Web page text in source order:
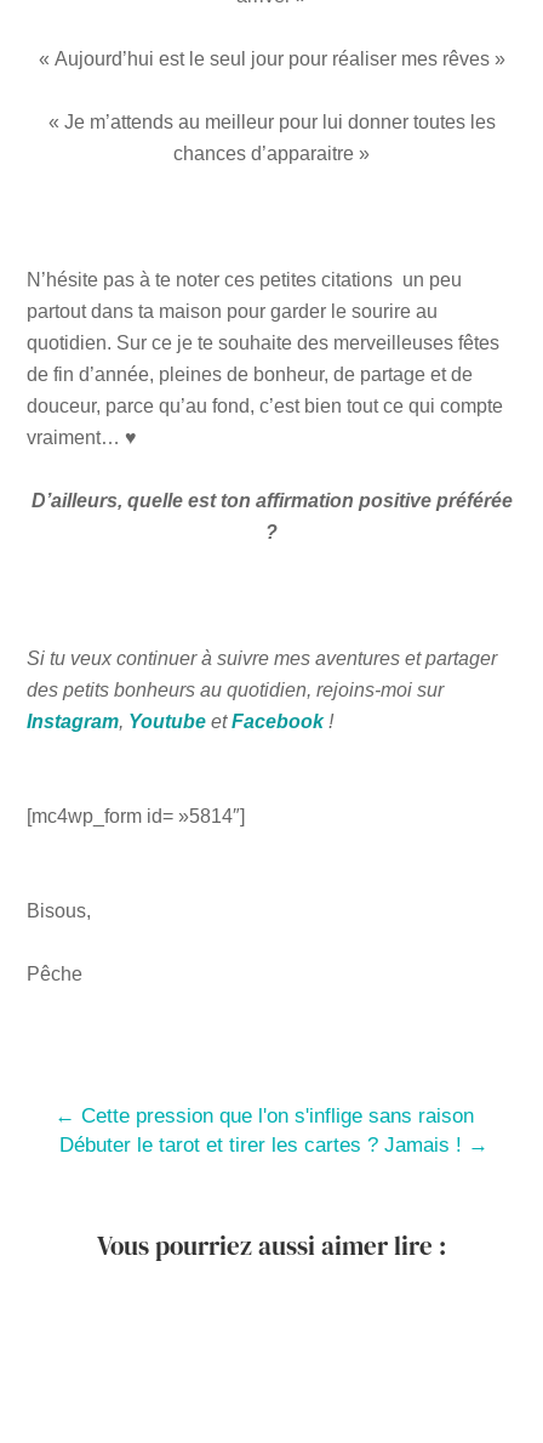
« Aujourd’hui est le seul jour pour réaliser mes rêves »
« Je m’attends au meilleur pour lui donner toutes les
chances d’apparaitre »
N’hésite pas à te noter ces petites citations un peu
partout dans ta maison pour garder le sourire au
quotidien. Sur ce je te souhaite des merveilleuses fêtes
de fin d’année, pleines de bonheur, de partage et de
douceur, parce qu’au fond, c’est bien tout ce qui compte
vraiment… ♥
D’ailleurs, quelle est ton affirmation positive préférée
?
Si tu veux continuer à suivre mes aventures et partager
des petits bonheurs au quotidien, rejoins-moi sur
Instagram, Youtube etFacebook!
[mc4wp_form id= »5814″]
Bisous,
Pêche
← Cette pression que l'on s'inflige sans raison
Débuter le tarot et tirer les cartes ? Jamais ! →
Vous pourriez aussi aimer lire :